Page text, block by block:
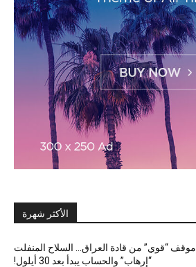
الأكثر شهرة
موقف “قوي” من قادة العراق… السلاح المنفلت
“إرهاب” والحساب يبدأ بعد 30 أيلول!